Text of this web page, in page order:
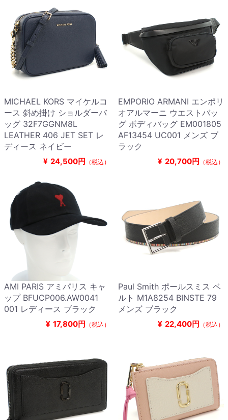
MICHAEL KORS マイケルコ
ース 斜め掛け ショルダーバ
ッグ 32F7GGNM8L
LEATHER 406 JET SET レ
ディース ネイビー
¥ 24,500円 （税込）
EMPORIO ARMANI エンポリ
オアルマーニ ウエストバッ
グ ボディバッグ EM001805
AF13454 UC001 メンズ ブ
ラック
¥ 20,700円 （税込）
AMI PARIS アミパリス キャ
ップ BFUCP006.AW0041
001 レディース ブラック
¥ 17,800円 （税込）
Paul Smith ポールスミス ベ
ルト M1A8254 BINSTE 79
メンズ ブラック
¥ 22,400円 （税込）